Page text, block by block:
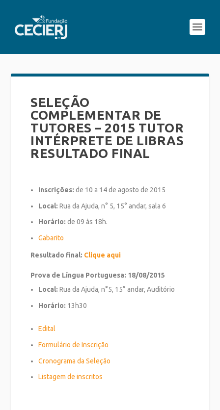
SELEÇÃO
COMPLEMENTAR DE
TUTORES – 2015 TUTOR
INTÉRPRETE DE LIBRAS
RESULTADO FINAL
Inscrições: de 10 a 14 de agosto de 2015
Local: Rua da Ajuda, n° 5, 15° andar, sala 6
Horário: de 09 às 18h.
Gabarito
Resultado final: Clique aqui
Prova de Língua Portuguesa: 18/08/2015
Local:Rua da Ajuda, n°5, 15° andar, Auditório
Horário: 13h30
Edital
Formulário de Inscrição
Cronograma da Seleção
Listagem de inscritos